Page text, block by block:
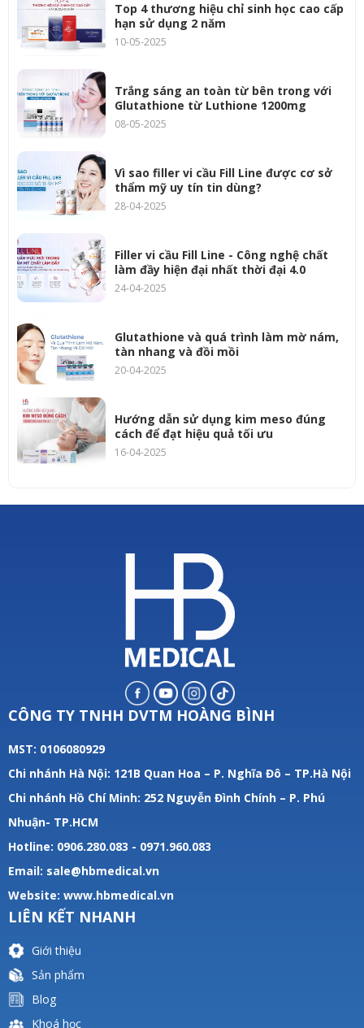
Top 4 thương hiệu chỉ sinh học cao cấp
hạn sử dụng 2 năm
10-05-2025
Trắng sáng an toàn từ bên trong với
Glutathione từ Luthione 1200mg
08-05-2025
Vì sao filler vi cầu Fill Line được cơ sở
thẩm mỹ uy tín tin dùng?
28-04-2025
Filler vi cầu Fill Line - Công nghệ chất
làm đầy hiện đại nhất thời đại 4.0
24-04-2025
Glutathione và quá trình làm mờ nám,
tàn nhang và đồi mồi
20-04-2025
Hướng dẫn sử dụng kim meso đúng
cách để đạt hiệu quả tối ưu
16-04-2025
CÔNG TY TNHH DVTM HOÀNG BÌNH
MST: 0106080929
Chi nhánh Hà Nội: 121B Quan Hoa – P. Nghĩa Đô – TP.Hà Nội
Chi nhánh Hồ Chí Minh: 252 Nguyễn Đình Chính – P. Phú
Nhuận- TP.HCM
Hotline: 0906.280.083 - 0971.960.083
Email: sale@hbmedical.vn
Website: www.hbmedical.vn
LIÊN KẾT NHANH
Giới thiệu
Sản phẩm
Blog
Khoá học